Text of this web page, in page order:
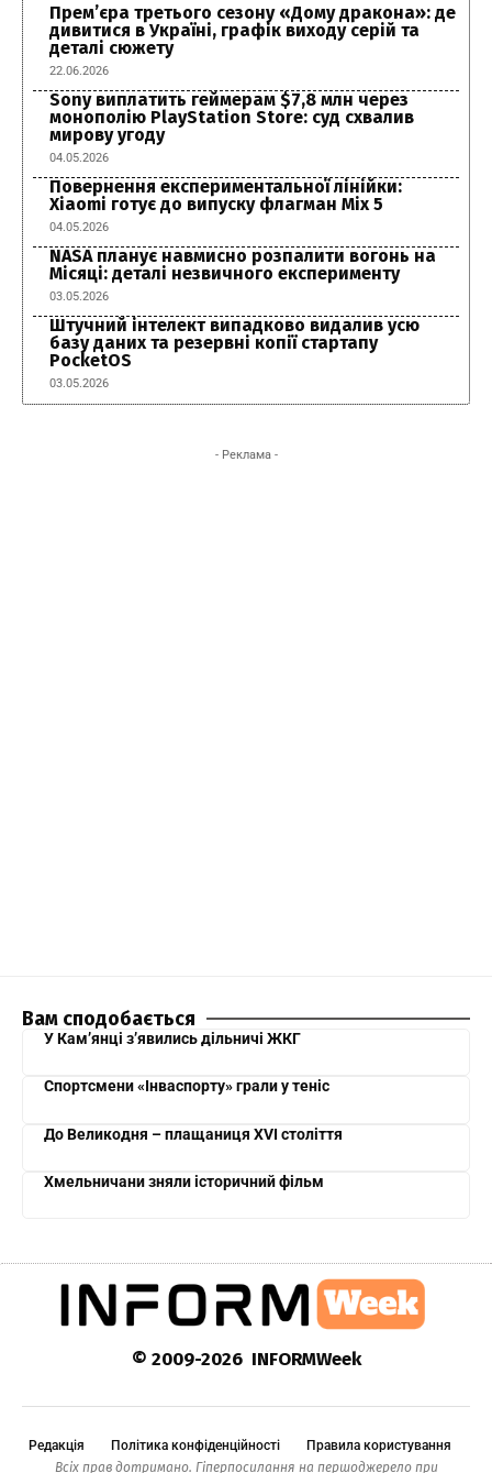
Прем’єра третього сезону «Дому дракона»: де
дивитися в Україні, графік виходу серій та
деталі сюжету
22.06.2026
Sony виплатить геймерам $7,8 млн через
монополію PlayStation Store: суд схвалив
мирову угоду
04.05.2026
Повернення експериментальної лінійки:
Xiaomi готує до випуску флагман Mix 5
04.05.2026
NASA планує навмисно розпалити вогонь на
Місяці: деталі незвичного експерименту
03.05.2026
Штучний інтелект випадково видалив усю
базу даних та резервні копії стартапу
PocketOS
03.05.2026
- Реклама -
Вам сподобається
У Кам’янці з’явились дільничі ЖКГ
Спортсмени «Інваспорту» грали у теніс
До Великодня – плащаниця XVI століття
Хмельничани зняли історичний фільм
© 2009-2026 INFORMWeek
Редакція Політика конфіденційності
Правила користування
Всіх прав дотримано. Гіперпосилання на першоджерело при